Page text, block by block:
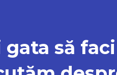
gata să